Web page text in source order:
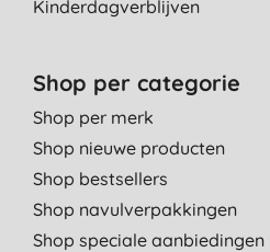
Kinderdagverblijven
Shop per categorie
Shop per merk
Shop nieuwe producten
Shop bestsellers
Shop navulverpakkingen
Shop speciale aanbiedingen